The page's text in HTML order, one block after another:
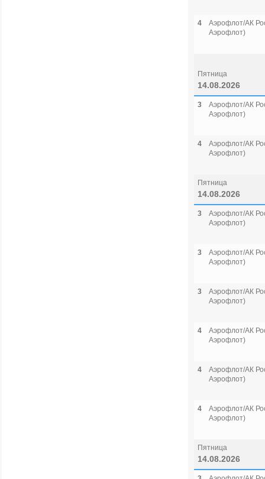
4
Аэрофлот/АК
Аэрофлот)
Пятница
14.08.2026
3
Аэрофлот/АК
Аэрофлот)
4
Аэрофлот/АК
Аэрофлот)
Пятница
14.08.2026
3
Аэрофлот/АК
Аэрофлот)
3
Аэрофлот/АК
Аэрофлот)
3
Аэрофлот/АК
Аэрофлот)
4
Аэрофлот/АК
Аэрофлот)
4
Аэрофлот/АК
Аэрофлот)
4
Аэрофлот/АК
Аэрофлот)
Пятница
14.08.2026